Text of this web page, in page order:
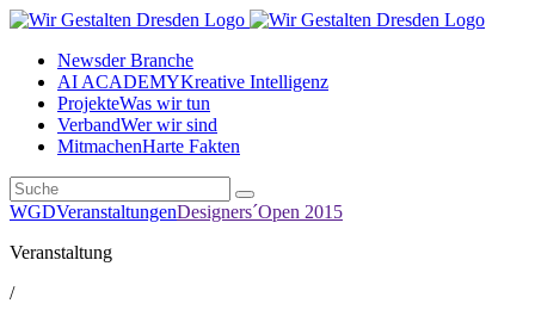
Newsder Branche
AI ACADEMYKreative Intelligenz
ProjekteWas wir tun
VerbandWer wir sind
MitmachenHarte Fakten
WGDVeranstaltungenDesigners´Open 2015
Veranstaltung
/